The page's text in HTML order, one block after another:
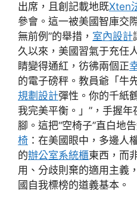
出席，且創記載地既Xten
參會。這一被美國智庫交
無前例”的舉措， 室內設計
久以來，美國習氣于充任
睛變得通紅，彷彿兩個正
的電子磅秤。教員爺「牛
規劃設計彈性。你的千紙
我完美平衡。」”，手握年
腳。這把“空椅子”直白地
椅 ：在美國眼中，多邊人
的辦公室系統櫃東西，而
用、分歧則棄的適用主義
國自我標榜的道義基本。